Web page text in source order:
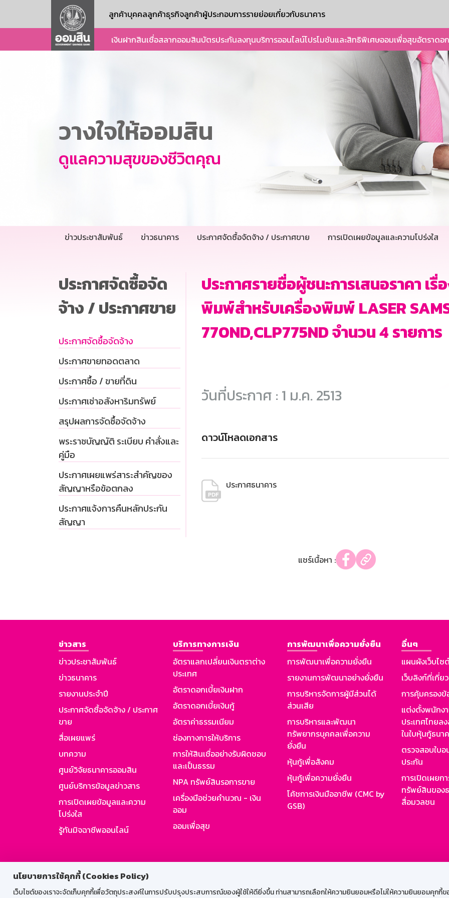
นโยบายการใช้คุกกี้ (Cookies Policy)
เว็บไซต์ของเราจะจัดเก็บคุกกี้เพื่อวัตถุประสงค์ในการปรับปรุงประสบการณ์ของผู้ใช้ให้ดียิ่งขึ้น ท่านสามารถเลือกให้ความยินยอมหรือไม่ให้ความยินยอมคุกกี้ข
ลูกค้าบุคคลลูกค้าธุรกิจลูกค้าผู้ประกอบการรายย่อยเกี่ยวกับธนาคาร
เงินฝากสินเชื่อสลากออมสินบัตรประกันลงทุนบริการออนไลน์โปรโมชันและสิทธิพิเศษออมเพื่อสุขอัตราดอ
วางใจให้ออมสิน
ดูแลความสุขของชีวิตคุณ
ข่าวประชาสัมพันธ์ ข่าวธนาคาร ประกาศจัดซื้อจัดจ้าง / ประกาศขาย การเปิดเผยข้อมูลและความโปร่งใส
ประกาศจัดซื้อจัด
จ้าง / ประกาศขาย
ประกาศจัดซื้อจัดจ้าง
ประกาศขายทอดตลาด
ประกาศซื้อ / ขายที่ดิน
ประกาศเช่าอสังหาริมทรัพย์
สรุปผลการจัดซื้อจัดจ้าง
พระราชบัญญัติ ระเบียบ คำสั่งและ
คู่มือ
ประกาศเผยแพร่สาระสำคัญของ
สัญญาหรือข้อตกลง
ประกาศแจ้งการคืนหลักประกัน
สัญญา
ประกาศรายชื่อผู้ชนะการเสนอราคา เ
พิมพ์สำหรับเครื่องพิมพ์ LASER
770ND,CLP775ND จำนวน 4 รายการ
วันที่ประกาศ : 1 ม.ค. 2513
ดาวน์โหลดเอกสาร
ประกาศธนาคาร
แชร์เนื้อหา :
ข่าวสาร
ข่าวประชาสัมพันธ์
ข่าวธนาคาร
รายงานประจำปี
ประกาศจัดซื้อจัดจ้าง / ประกาศ
ขาย
สื่อเผยแพร่
บทความ
ศูนย์วิจัยธนาคารออมสิน
ศูนย์บริการข้อมูลข่าวสาร
การเปิดเผยข้อมูลและความ
โปร่งใส
รู้ทันมิจฉาชีพออนไลน์
บริการทางการเงิน
อัตราแลกเปลี่ยนเงินตราต่าง
ประเทศ
อัตราดอกเบี้ยเงินฝาก
อัตราดอกเบี้ยเงินกู้
อัตราค่าธรรมเนียม
ช่องทางการให้บริการ
การให้สินเชื่ออย่างรับผิดชอบ
และเป็นธรรม
NPA ทรัพย์สินรอการขาย
เครื่องมือช่วยคำนวณ - เงิน
ออม
ออมเพื่อสุข
การพัฒนาเพื่อความยั่งยืน
การพัฒนาเพื่อความยั่งยืน
รายงานการพัฒนาอย่างยั่งยืน
การบริหารจัดการผู้มีส่วนได้
ส่วนเสีย
การบริหารและพัฒนา
ทรัพยากรบุคคลเพื่อความ
ยั่งยืน
หุ้นกู้เพื่อสังคม
หุ้นกู้เพื่อความยั่งยืน
โค้ชการเงินมืออาชีพ (CMC by
GSB)
อื่นๆ
แผนผังเว็บไซ
เว็บลิงก์ที่เกี่ย
การคุ้มครอง
แต่งตั้งพนักง
ประเทศไทยล
ในใบหุ้นกู้ธนา
ตรวจสอบใบ
ประกัน
การเปิดเผยก
ทรัพย์สินของ
สื่อมวลชน